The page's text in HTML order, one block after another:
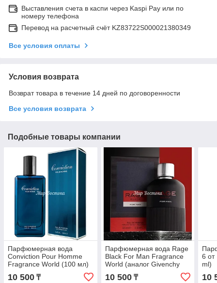
Выставления счета в каспи через Kaspi Pay или по
номеру телефона
Перевод на расчетный счёт KZ83722S000021380349
Все условия оплаты
Условия возврата
Возврат товара в течение 14 дней по договоренности
Все условия возврата
Подобные товары компании
Парфюмерная вода
Conviction Pour Homme
Fragrance World (100 мл)
10 500 ₸
Парфюмерная вода Rage
Black For Man Fragrance
World (аналог Givenchy
Gentleman, 100 мл, ОАЭ)
10 500₸
6 от
ml)
10